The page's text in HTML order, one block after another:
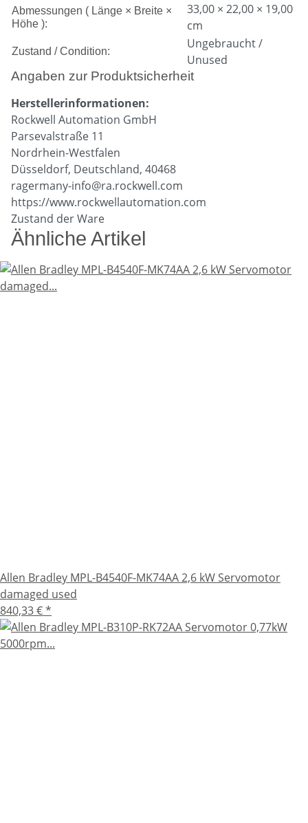
Abmessungen ( Länge × Breite ×
Höhe ):
33,00 × 22,00 × 19,00
cm
Zustand / Condition:
Ungebraucht /
Unused
Angaben zur Produktsicherheit
Herstellerinformationen:
Rockwell Automation GmbH
Parsevalstraße 11
Nordrhein-Westfalen
Düsseldorf, Deutschland, 40468
ragermany-info@ra.rockwell.com
https://www.rockwellautomation.com
Zustand der Ware
Ähnliche Artikel
Allen Bradley MPL-B4540F-MK74AA 2,6 kW Servomotor
damaged used
840,33 €*